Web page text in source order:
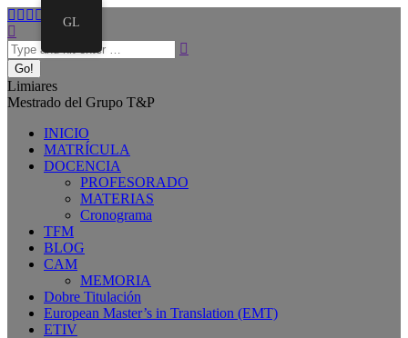
Limiares
Mestrado del Grupo T&P
INICIO
MATRÍCULA
DOCENCIA
PROFESORADO
MATERIAS
Cronograma
TFM
BLOG
CAM
MEMORIA
Dobre Titulación
European Master’s in Translation (EMT)
ETIV
GL